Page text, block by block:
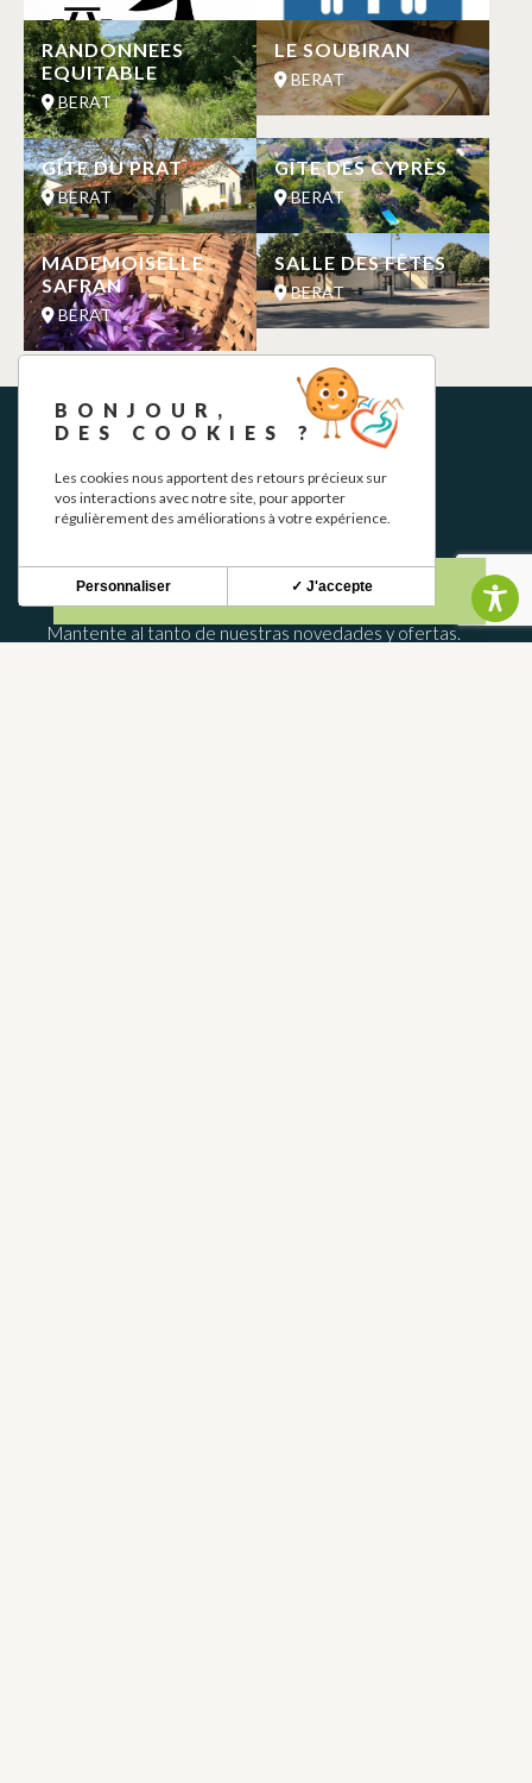
RANDONNEES
EQUITABLE
BERAT
LE SOUBIRAN
BERAT
GÎTE DU PRAT
BERAT
GÎTE DES CYPRÈS
BERAT
MADEMOISELLE
SAFRAN
BERAT
SALLE DES FÊTES
BERAT
BOLETÍN INFORMATIVO
Mantente al tanto de nuestras novedades y ofertas.
BONJOUR,
DES COOKIES ?
Les cookies nous apportent des retours précieux sur
vos interactions avec notre site, pour apporter
régulièrement des améliorations à votre expérience.
✓ J'accepte
Personnaliser